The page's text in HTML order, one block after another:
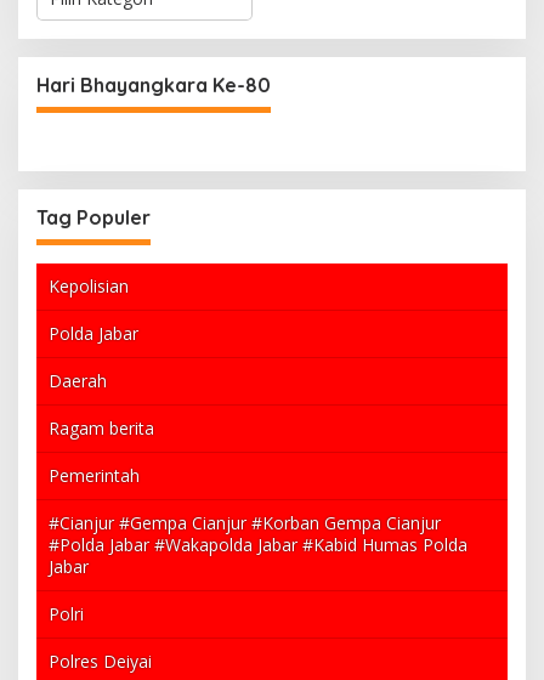
e
g
o
r
Hari Bhayangkara Ke-80
Tag Populer
Kepolisian
Polda Jabar
Daerah
Ragam berita
Pemerintah
#Cianjur #Gempa Cianjur #Korban Gempa Cianjur
#Polda Jabar #Wakapolda Jabar #Kabid Humas Polda
Jabar
Polri
Polres Deiyai